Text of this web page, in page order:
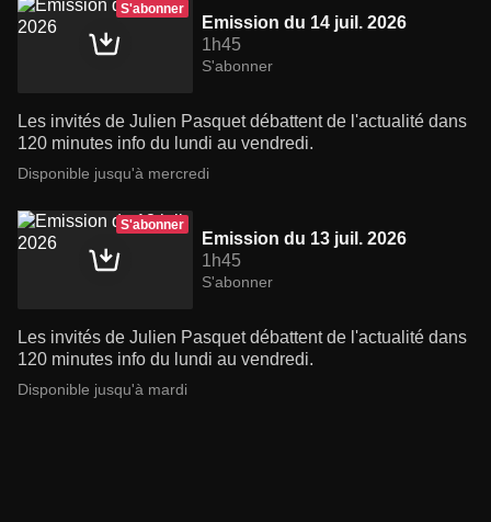
S'abonner
Emission du 14 juil. 2026
1h45
S'abonner
Les invités de Julien Pasquet débattent de l'actualité dans
120 minutes info du lundi au vendredi.
Disponible jusqu'à mercredi
S'abonner
Emission du 13 juil. 2026
1h45
S'abonner
Les invités de Julien Pasquet débattent de l'actualité dans
120 minutes info du lundi au vendredi.
Disponible jusqu'à mardi